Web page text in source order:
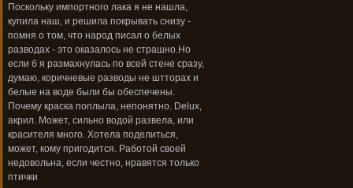
Поскольку импортного лака я не нашла,
купила наш, и решила покрывать снизу -
помня о том, что народ писал о белых
разводах - это оказалось не страшно.Но
если б я размахнулась по всей стене сразу,
думаю, коричневые разводы не штторах и
белые на воде были бы обеспечены.
Почему краска поплыла, непонятно. Delux,
акрил. Может, сильно водой развела, или
красителя много. Хотела поделиться,
может, кому пригодится. Работой своей
недовольна, если честно, нравятся только
птички